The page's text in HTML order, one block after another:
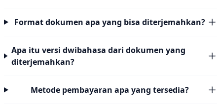
Format dokumen apa yang bisa diterjemahkan?
Apa itu versi dwibahasa dari dokumen yang
diterjemahkan?
Metode pembayaran apa yang tersedia?